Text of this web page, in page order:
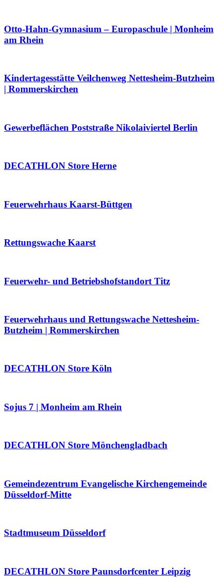
Otto-Hahn-Gymnasium – Europaschule | Monheim
am Rhein
Kindertagesstätte Veilchenweg Nettesheim-Butzheim
| Rommerskirchen
Gewerbeflächen Poststraße Nikolaiviertel Berlin
DECATHLON Store Herne
Feuerwehrhaus Kaarst-Büttgen
Rettungswache Kaarst
Feuerwehr- und Betriebshofstandort Titz
Feuerwehrhaus und Rettungswache Nettesheim-
Butzheim | Rommerskirchen
DECATHLON Store Köln
Sojus 7 | Monheim am Rhein
DECATHLON Store Mönchengladbach
Gemeindezentrum Evangelische Kirchengemeinde
Düsseldorf-Mitte
Stadtmuseum Düsseldorf
DECATHLON Store Paunsdorfcenter Leipzig